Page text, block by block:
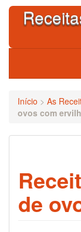
Skip
content
Início > As
ovos com
de